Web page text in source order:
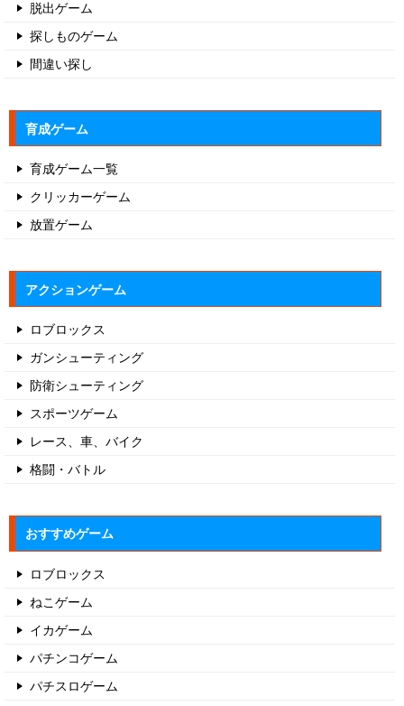
脱出ゲーム
探しものゲーム
間違い探し
育成ゲーム
育成ゲーム一覧
クリッカーゲーム
放置ゲーム
アクションゲーム
ロブロックス
ガンシューティング
防衛シューティング
スポーツゲーム
レース、車、バイク
格闘・バトル
おすすめゲーム
ロブロックス
ねこゲーム
イカゲーム
パチンコゲーム
パチスロゲーム